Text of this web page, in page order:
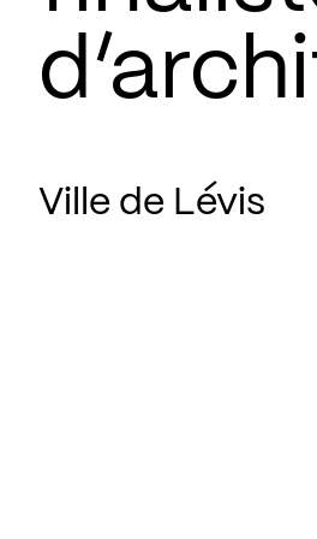
Ville de Lévis